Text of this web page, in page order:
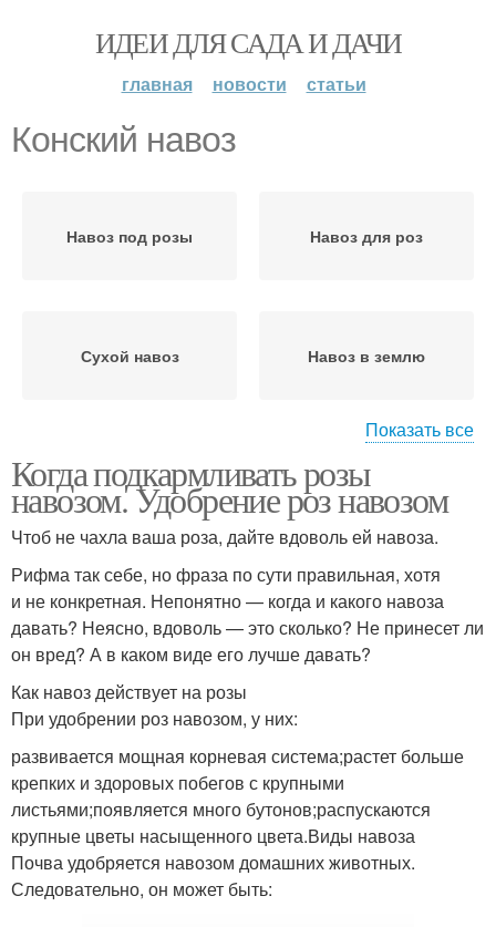
ИДЕИ ДЛЯ САДА И ДАЧИ
главная новости статьи
Конский навоз
Навоз под розы Навоз для роз
Сухой навоз Навоз в землю
Навоз в качестве Навоз на огороде
Навоз в огороде Конские навозы
Лошадиный навоз Навоз для малины
Навоз для подкормки Навоз перед посадкой
Показать все
Когда подкармливать розы
навозом. Удобрение роз навозом
Чтоб не чахла ваша роза, дайте вдоволь ей навоза.
Рифма так себе, но фраза по сути правильная, хотя
и не конкретная. Непонятно — когда и какого навоза
давать? Неясно, вдоволь — это сколько? Не принесет ли
он вред? А в каком виде его лучше давать?
Как навоз действует на розы
При удобрении роз навозом, у них:
развивается мощная корневая система;растет больше
крепких и здоровых побегов с крупными
листьями;появляется много бутонов;распускаются
крупные цветы насыщенного цвета.Виды навоза
Почва удобряется навозом домашних животных.
Следовательно, он может быть: